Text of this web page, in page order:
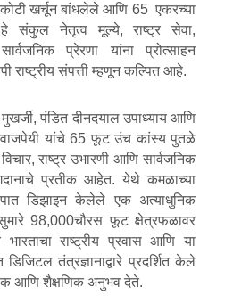
खर्चून बांधलेले आणि 65 एकरच्या
संकुल नेतृत्व मूल्ये, राष्ट्र सेवा,
प्रेरणा यांना प्रोत्साहन
राष्ट्रीय संपत्ती म्हणून कल्पित आहे.
पंडित दीनदयाल उपाध्याय आणि
वाजपेयी यांचे 65 फूट उंच कांस्य पुतळे
राष्ट्र उभारणी आणि सार्वजनिक
प्रतीक आहेत. येथे कमळाच्या
डिझाइन केलेले एक अत्याधुनिक
98,000चौरस फूट क्षेत्रफळावर
राष्ट्रीय प्रवास आणि या
डिजिटल तंत्रज्ञानाद्वारे प्रदर्शित केले
आणि शैक्षणिक अनुभव देते.